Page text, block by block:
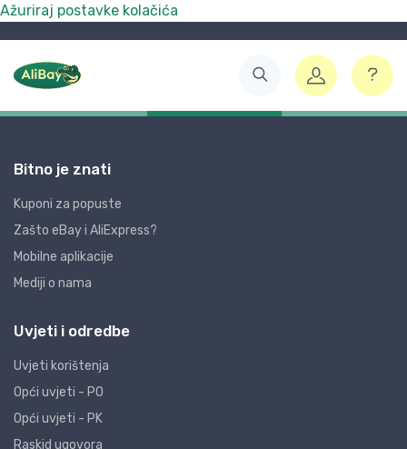
Ažuriraj postavke kolačića
Bitno je znati
Kuponi za popuste
Zašto eBay i AliExpress?
Mobilne aplikacije
Mediji o nama
Uvjeti i odredbe
Uvjeti korištenja
Opći uvjeti - PO
Opći uvjeti - PK
Raskid ugovora